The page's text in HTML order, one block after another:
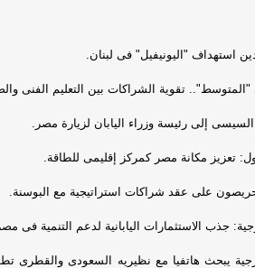
استهداف "اليونيفيل" فى لبنان.
تقوية الشراكات بين التعليم الفنى
إلى رئيسة وزراء اليابان لزيارة مصر.
تعزيز مكانة مصر كمركز إقليمى للطاقة.
على عقد شراكات استراتيجية مع البوسنة.
جذب الاستثمارات اليابانية لدعم التنمية فى
يبحث هاتفيا مع نظيريه السعودى والقطرى